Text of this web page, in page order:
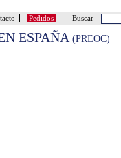
Buscar
Pedidos
ESPAÑA (PREOC)